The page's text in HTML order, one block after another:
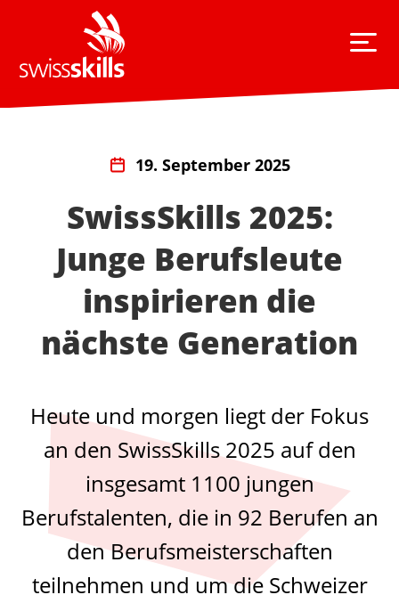
19. September 2025
SwissSkills 2025:
Junge Berufsleute
inspirieren die
nächste Generation
Heute und morgen liegt der Fokus
an den SwissSkills 2025 auf den
insgesamt 1100 jungen
Berufstalenten, die in 92 Berufen an
den Berufsmeisterschaften
teilnehmen und um die Schweizer